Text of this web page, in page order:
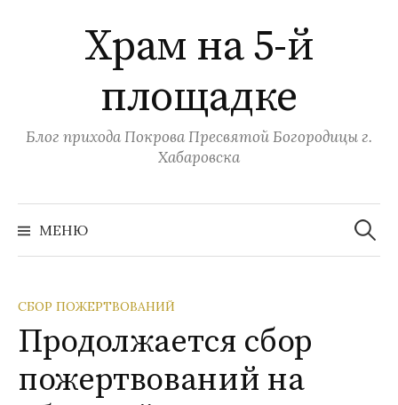
содержимомуХрам на 5-й
площадке
Блог прихода Покрова Пресвятой Богородицы г.
Хабаровска
МЕНЮ
Найти:
СБОР ПОЖЕРТВОВАНИЙ
Продолжается сбор
пожертвований на